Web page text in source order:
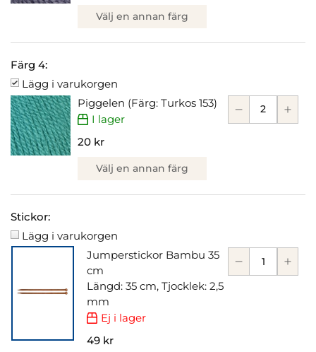
Välj en annan färg
Färg 4:
Lägg i varukorgen
Piggelen (Färg: Turkos 153)
I lager
20 kr
Välj en annan färg
Stickor:
Lägg i varukorgen
Jumperstickor Bambu 35
cm
Längd: 35 cm, Tjocklek: 2,5
mm
Ej i lager
49 kr